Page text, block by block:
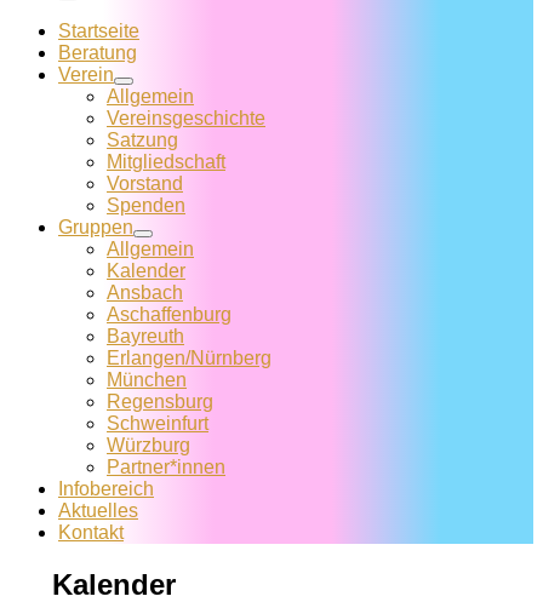
Menü
Startseite
Beratung
Verein
Allgemein
Vereins­geschichte
Satzung
Mitglied­schaft
Vorstand
Spenden
Gruppen
Allgemein
Kalender
Ansbach
Aschaffenburg
Bayreuth
Erlangen/Nürnberg
München
Regensburg
Schweinfurt
Würzburg
Partner*innen
Infobereich
Aktuelles
Kontakt
Kalender